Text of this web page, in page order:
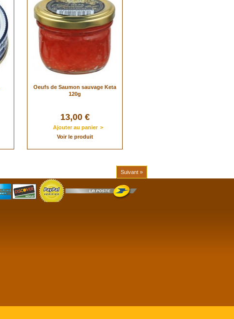
Oeufs de Saumon sauvage Keta
120g
13,00 €
Ajouter au panier >
Voir le produit
Suivant »